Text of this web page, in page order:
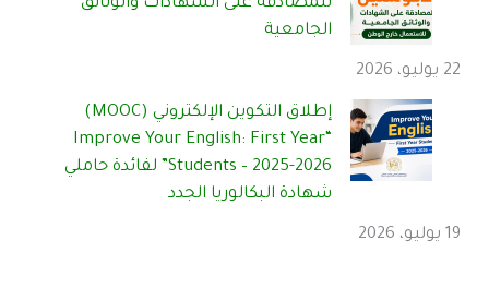
للمصادقة على الشهادات والوثائق
الجامعية
22 يوليو، 2026
إطلاق التكوين الإلكتروني (MOOC)
“Improve Your English: First Year
Students – 2025-2026” لفائدة حاملي
شهادة البكالوريا الجدد
19 يوليو، 2026